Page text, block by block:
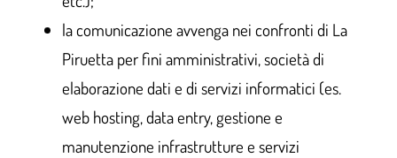
la comunicazione avvenga nei confronti di La
Piruetta per fini amministrativi, società di
elaborazione dati e di servizi informatici (es.
web hosting, data entry, gestione e
manutenzione infrastrutture e servizi